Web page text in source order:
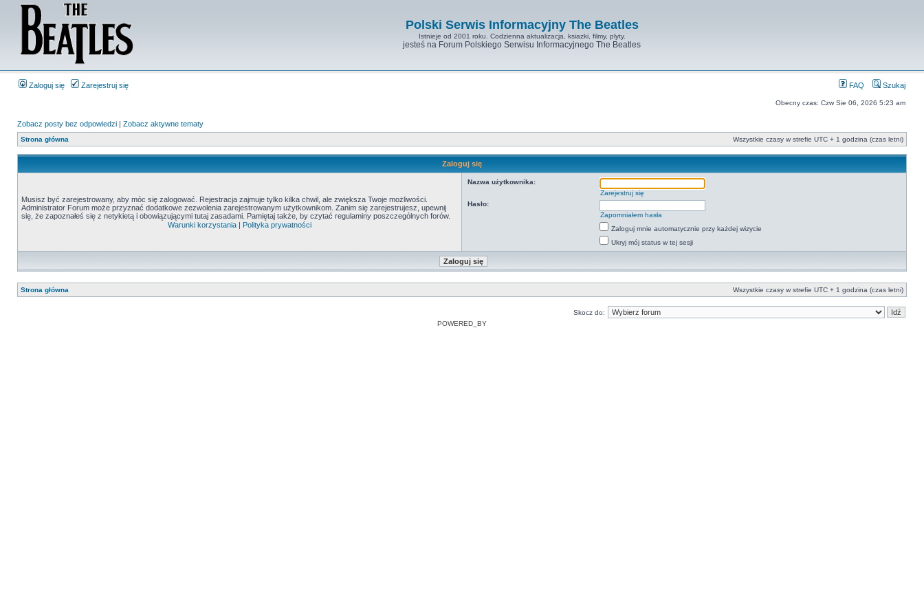
Polski Serwis Informacyjny The Beatles
Istnieje od 2001 roku. Codzienna aktualizacja, ksiazki, filmy, plyty.
jesteś na Forum Polskiego Serwisu Informacyjnego The Beatles
Zaloguj się Zarejestruj się FAQ Szukaj
Obecny czas: Czw Sie 06, 2026 5:23 am
Zobacz posty bez odpowiedzi | Zobacz aktywne tematy
Strona główna Wszystkie czasy w strefie UTC + 1 godzina (czas letni)
Zaloguj się
Musisz być zarejestrowany, aby móc się zalogować. Rejestracja zajmuje tylko kilka chwil, ale zwiększa Twoje możliwości.
Administrator Forum może przyznać dodatkowe zezwolenia zarejestrowanym użytkownikom. Zanim się zarejestrujesz, upewnij
się, że zapoznałeś się z netykietą i obowiązującymi tutaj zasadami. Pamiętaj także, by czytać regulaminy poszczególnych forów.
Warunki korzystania | Polityka prywatności
Nazwa użytkownika:
Zarejestruj się
Hasło:
Zapomniałem hasła
Zaloguj mnie automatycznie przy każdej wizycie
Ukryj mój status w tej sesji
Strona główna Wszystkie czasy w strefie UTC + 1 godzina (czas letni)
Skocz do:
POWERED_BY